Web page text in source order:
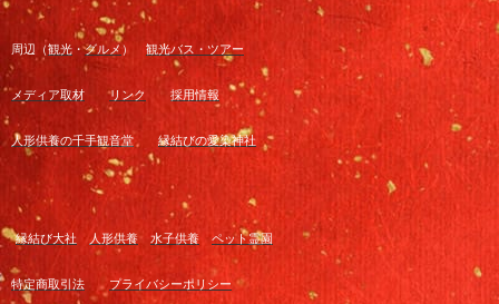
周辺（観光 ・グルメ ） 観光バス・ツアー
メディア取材 リンク 採用情報
人形供養の千手観音堂 縁結びの愛染神社
縁結び大社 人形供養 水子供養 ペット霊園
特定商取引法 プライバシーポリシー